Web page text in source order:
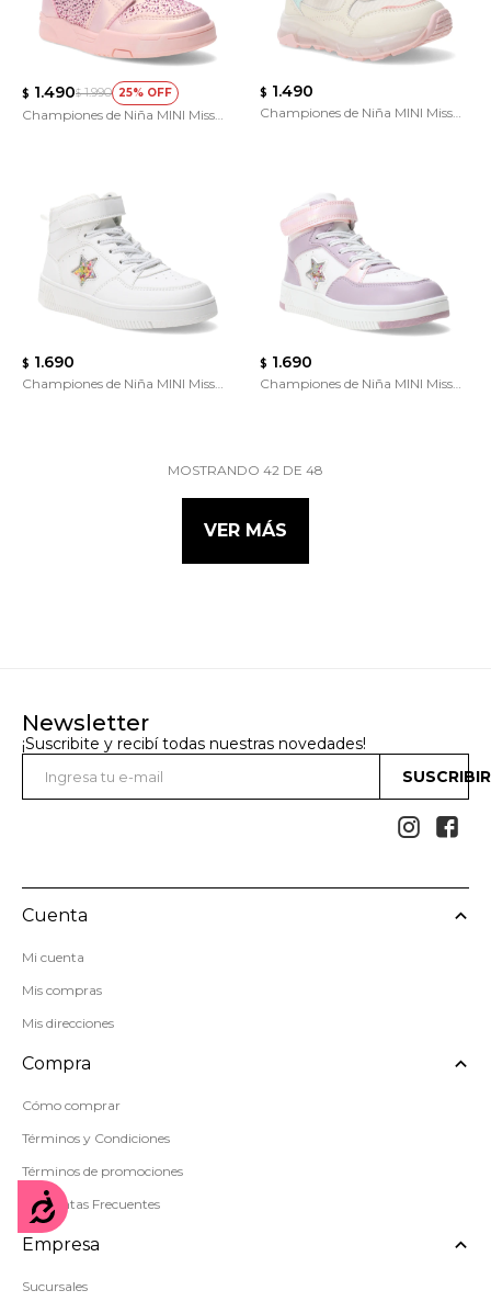
Accesibilidad
$ 1.490$ 1.990 25
Championes de Niña MINI Miss
$ 1.490
Championes de Niña MINI Miss
$ 1.690
Championes de Niña MINI Miss
$ 1.690
Championes de Niña MINI Miss
MOSTRANDO 42 DE 48
VER MÁS
Newsletter
¡Suscribite y recibí todas nuestras novedades!
 
Cuenta
Mi cuenta
Mis compras
Mis direcciones
Compra
Cómo comprar
Términos y Condiciones
Términos de promociones
Preguntas Frecuentes
Empresa
Sucursales